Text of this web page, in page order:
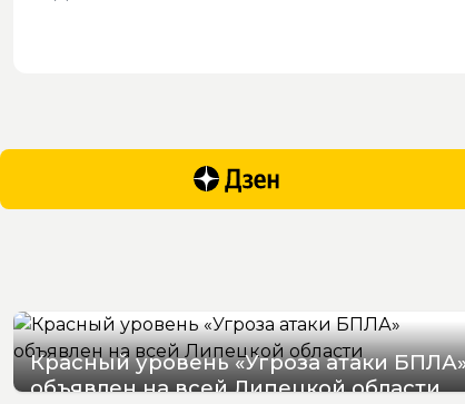
Красный уровень «Угроза атаки
объявлен на всей Липецкой области